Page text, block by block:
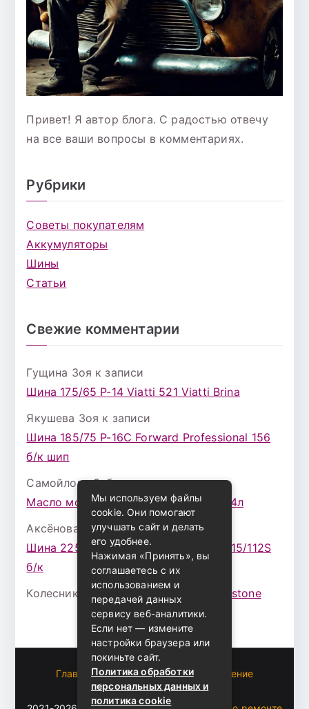
Привет! Я автор блога. С радостью отвечу
на все ваши вопросы в комментариях.
Рубрики
Советы покупателям
Аккумуляторы
Шины
Статьи
Свежие комментарии
Гущина Зоя к записи
Шина 175/65 Р-14 Viatti 521 Viatti Brina
Якушева Зоя к записи
Шина 185/75 Р-16С Forward Professional 156
б/к шип
Самойлова Забавак записи
Масло моторное ZIC X7 (A+) 10W30 4л
Аксёнова Адельк записи
Шина 225/75 Р-16 Nokian Rotiva HT 115/112S
б/к
Колесникова Аурикак записи Bridgestone
Главная
Пользовательское соглашение
Карта сайта
Мы используем файлы
cookie. Они помогают
улучшать сайт и делать
его удобнее.
Нажимая «Принять», вы
соглашаетесь с их
использованием и
передачей данных
сервису веб-аналитики.
Если нет — измените
настройки браузера или
покиньте сайт.
Политика обработки
персональных данных и
политика cookie